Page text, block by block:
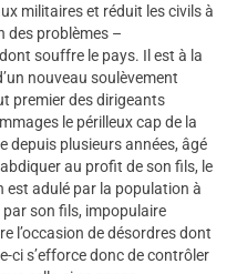
militaires et réduit les civils à
des problèmes –
souffre le pays. Il est à la
nouveau soulèvement
premier des dirigeants
le périlleux cap de la
depuis plusieurs années, âgé
au profit de son fils, le
est adulé par la population à
par son fils, impopulaire
l’occasion de désordres dont
ci s’efforce donc de contrôler